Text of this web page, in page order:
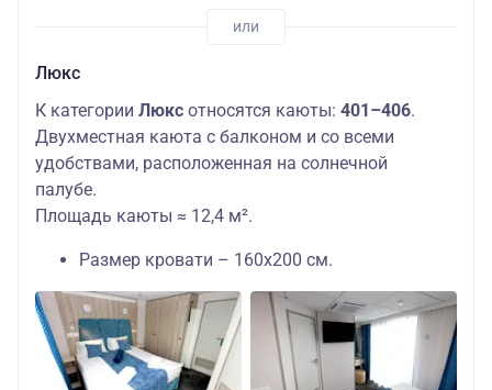
Люкс
К категории Люкс относятся каюты: 401–406.
Двухместная каюта с балконом и со всеми
удобствами, расположенная на солнечной
палубе.
Площадь каюты ≈ 12,4 м².
Размер кровати – 160х200 см.